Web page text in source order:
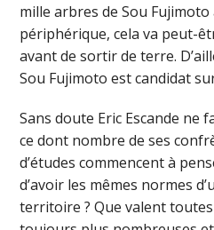
mille arbres de Sou Fujimoto
périphérique, cela va peut-
avant de sortir de terre.
Sou Fujimoto est candidat
Sans doute Eric Escande ne
ce dont nombre de ses
d’études commencent à
d’avoir les mêmes normes
territoire ? Que valent